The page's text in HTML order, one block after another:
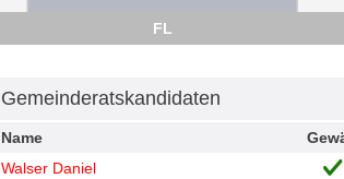
FL
Gemeinderatskandidaten
Name
Walser Daniel